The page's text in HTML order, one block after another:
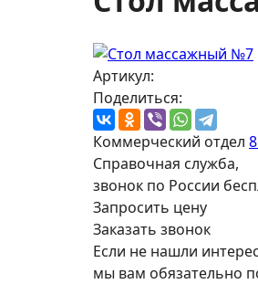
Артикул:
Поделиться:
Коммерческий отдел
Справочная служба,
звонок по России
Запросить цену
Заказать звонок
Если не нашли
мы вам обязательно